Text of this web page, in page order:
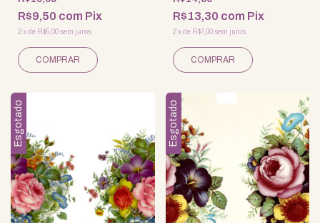
R$9,50 com Pix
2xde R$5,00sem juros
R$13,30 com Pix
2 xde R$7,00 sem juros
Esgotado Esgotado